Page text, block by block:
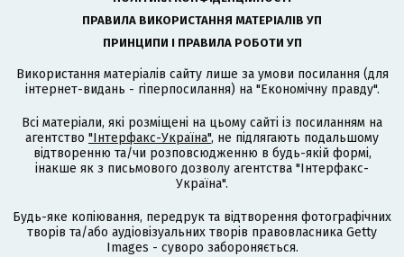
ПРАВИЛА ВИКОРИСТАННЯ МАТЕРІАЛІВ УП
ПРИНЦИПИ І ПРАВИЛА РОБОТИ УП
Використання матеріалів сайту лише за умови посилання (для
інтернет-видань - гіперпосилання) на "Економічну правду".
Всі матеріали, які розміщені на цьому сайті із посиланням на
агентство "Інтерфакс-Україна", не підлягають подальшому
відтворенню та/чи розповсюдженню в будь-якій формі,
інакше як з письмового дозволу агентства "Інтерфакс-
Україна".
Будь-яке копіювання, передрук та відтворення фотографічних
творів та/або аудіовізуальних творів правовласника Getty
Images - суворо забороняється.